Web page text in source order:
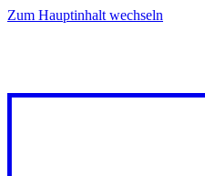
Zum Hauptinhalt wechseln